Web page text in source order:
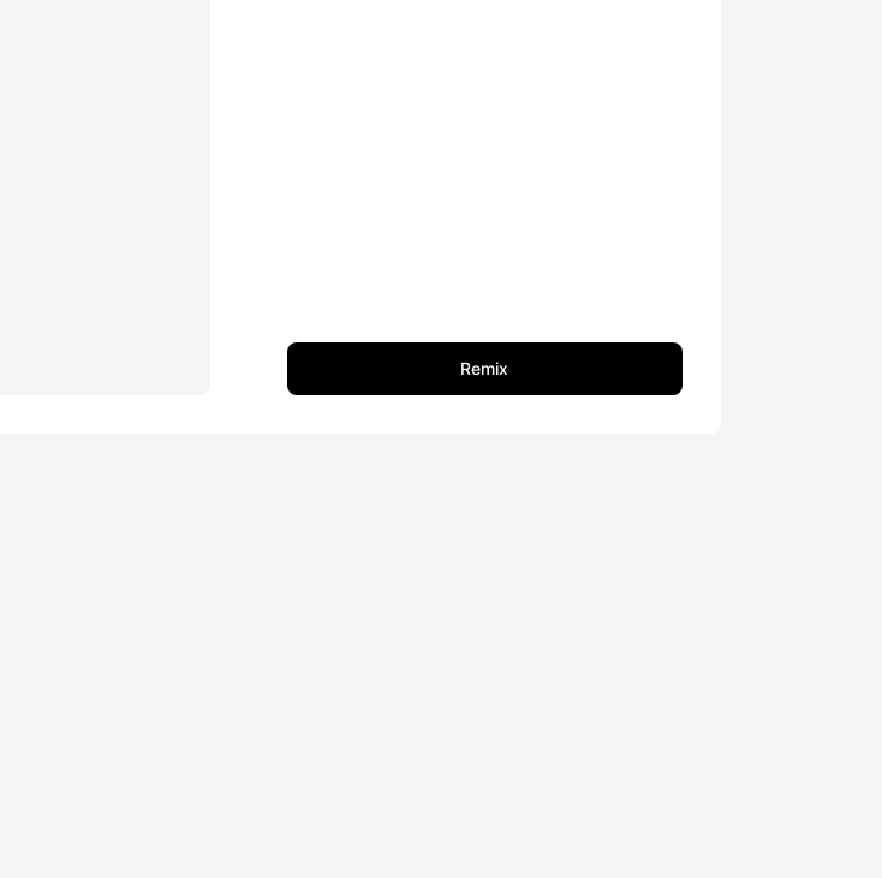
Remix